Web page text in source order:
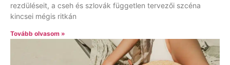
rezdüléseit, a cseh és szlovák független tervezői szcéna
kincsei mégis ritkán
Tovább olvasom »